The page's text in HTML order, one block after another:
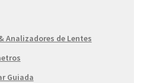
Analizadores de Lentes
Guiada